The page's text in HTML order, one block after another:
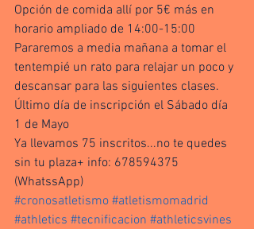
Opción de comida allí por 5€ más en
horario ampliado de 14:00-15:00
Pararemos a media mañana a tomar el
tentempié un rato para relajar un poco y
descansar para las siguientes clases.
Último día de inscripción el Sábado día
1 de Mayo
Ya llevamos 75 inscritos...no te quedes
sin tu plaza+ info: 678594375
(WhatssApp)
#cronosatletismo #atletismomadrid
#athletics #tecnificacion #athleticsvines